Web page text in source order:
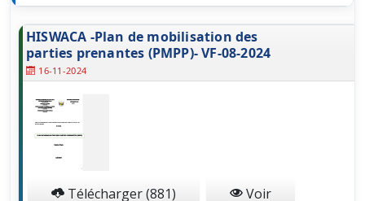
HISWACA -Plan de mobilisation des
parties prenantes (PMPP)- VF-08-2024
16-11-2024
Télécharger (881) Voir